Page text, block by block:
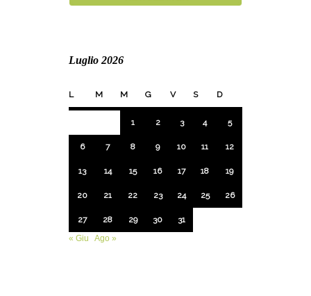
Luglio 2026
L M M G V S D
1 2 3 4 5
6 7 8 9 10 11 12
13 14 15 16 17 18 19
20 21 22 23 24 25 26
27 28 29 30
31
« Giu
Ago »